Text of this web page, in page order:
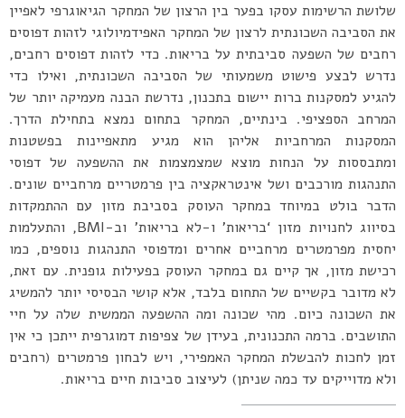
שלושת הרשימות עסקו בפער בין הרצון של המחקר הגיאוגרפי לאפיין
את הסביבה השכונתית לרצון של המחקר האפידמיולוגי לזהות דפוסים
רחבים של השפעה סביבתית על בריאות. כדי לזהות דפוסים רחבים,
נדרש לבצע פישוט משמעותי של הסביבה השכונתית, ואילו כדי
להגיע למסקנות ברות יישום בתכנון, נדרשת הבנה מעמיקה יותר של
המרחב הספציפי. בינתיים, המחקר בתחום נמצא בתחילת הדרך.
המסקנות המרחביות אליהן הוא מגיע מתאפיינות בפשטנות
ומתבססות על הנחות מוצא שמצמצמות את ההשפעה של דפוסי
התנהגות מורכבים ושל אינטראקציה בין פרמטריים מרחביים שונים.
הדבר בולט במיוחד במחקר העוסק בסביבת מזון עם ההתמקדות
בסיווג לחנויות מזון ‘בריאות’ ו-לא בריאות’ וב-BMI, והתעלמות
יחסית מפרמטרים מרחביים אחרים ומדפוסי התנהגות נוספים, כמו
רכישת מזון, אך קיים גם במחקר העוסק בפעילות גופנית. עם זאת,
לא מדובר בקשיים של התחום בלבד, אלא קושי הבסיסי יותר להמשיג
את השכונה כיום. מהי שכונה ומה ההשפעה הממשית שלה על חיי
התושבים. ברמה התכנונית, בעידן של צפיפות דמוגרפית ייתכן כי אין
זמן לחכות להבשלת המחקר האמפירי, ויש לבחון פרמטרים (רחבים
ולא מדוייקים עד כמה שניתן) לעיצוב סביבות חיים בריאות.